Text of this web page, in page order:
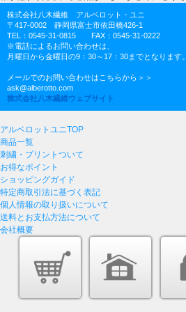
株式会社八木繊維 アルベロット・ユニ
〒417-0002 静岡県富士市依田橋426-1
TEL：0545-31-0815 FAX：0545-31-0222
※電話によるお問い合わせは、
月曜日から金曜日の9：30～17：30までとなります。
メールでのお問い合わせはこちらから＞＞
ask@alberotto.com
株式会社八木繊維ウェブサイト
アルベロットユニTOP
商品一覧
刺繍・プリントついて
お得なポイント
ショッピングガイド
特定商取引法に基づく表記
個人情報の取り扱いについて
送料とお支払方法について
会社概要